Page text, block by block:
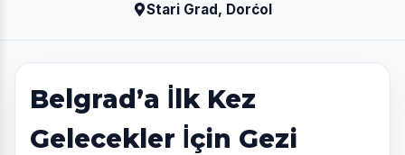
Stari Grad, Dorćol
Belgrad’a İlk Kez
Gelecekler İçin Gezi